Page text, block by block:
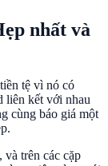
nhất và
tệ vì nó có
liên kết với nhau
cùng báo giá một
trên các cặp